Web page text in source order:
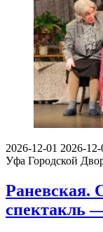
2026-12-01 2026-12-
Уфа Городской
Раневская.
спектакль